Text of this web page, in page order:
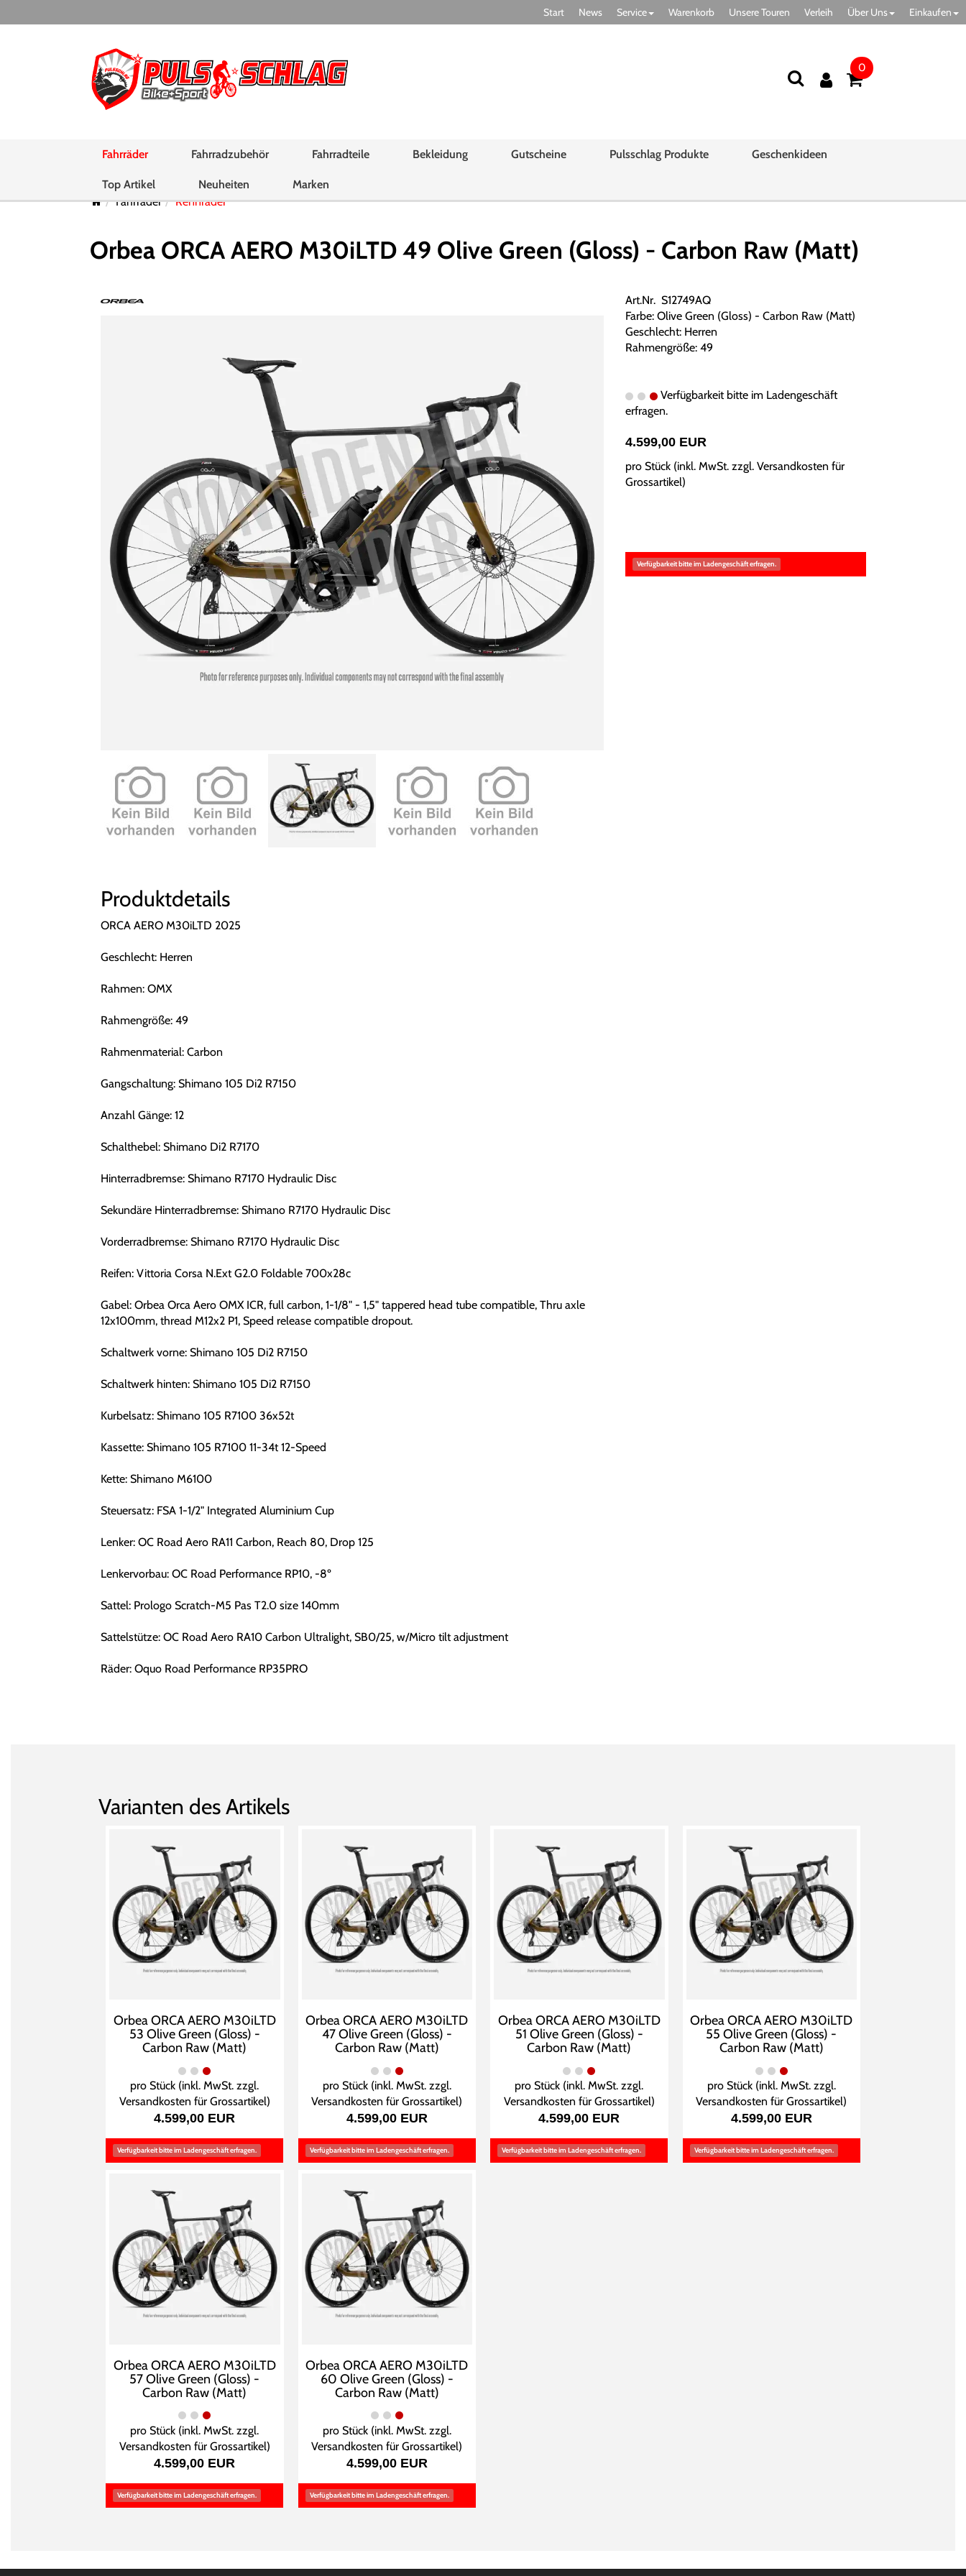
Start News Service Warenkorb Unsere Touren Verleih Über Uns Einkaufen
0
Fahrräder Fahrradzubehör Fahrradteile Bekleidung Gutscheine Pulsschlag Produkte Geschenkideen
Top Artikel Neuheiten
Marken
Fahrräder
Rennräder
Orbea ORCA AERO M30iLTD 49 Olive Green (Gloss) - Carbon Raw (Matt)
Produktdetails
ORCA AERO M30iLTD 2025
Geschlecht: Herren
Rahmen: OMX
Rahmengröße: 49
Rahmenmaterial: Carbon
Gangschaltung: Shimano 105 Di2 R7150
Anzahl Gänge: 12
Schalthebel: Shimano Di2 R7170
Hinterradbremse: Shimano R7170 Hydraulic Disc
Sekundäre Hinterradbremse: Shimano R7170 Hydraulic Disc
Vorderradbremse: Shimano R7170 Hydraulic Disc
Reifen: Vittoria Corsa N.Ext G2.0 Foldable 700x28c
Gabel: Orbea Orca Aero OMX ICR, full carbon, 1-1/8" - 1,5" tappered head tube compatible, Thru axle
12x100mm, thread M12x2 P1, Speed release compatible dropout.
Schaltwerk vorne: Shimano 105 Di2 R7150
Schaltwerk hinten: Shimano 105 Di2 R7150
Kurbelsatz: Shimano 105 R7100 36x52t
Kassette: Shimano 105 R7100 11-34t 12-Speed
Kette: Shimano M6100
Steuersatz: FSA 1-1/2" Integrated Aluminium Cup
Lenker: OC Road Aero RA11 Carbon, Reach 80, Drop 125
Lenkervorbau: OC Road Performance RP10, -8º
Sattel: Prologo Scratch-M5 Pas T2.0 size 140mm
Sattelstütze: OC Road Aero RA10 Carbon Ultralight, SB0/25, w/Micro tilt adjustment
Räder: Oquo Road Performance RP35PRO
Art.Nr. S12749AQ
Farbe: Olive Green (Gloss) - Carbon Raw (Matt)
Geschlecht: Herren
Rahmengröße: 49
Verfügbarkeit bitte im Ladengeschäft
erfragen.
4.599,00 EUR
pro Stück (inkl. MwSt. zzgl. Versandkosten für
Grossartikel)
Verfügbarkeit bitte im Ladengeschäft erfragen.
Varianten des Artikels
Orbea ORCA AERO M30iLTD
53 Olive Green (Gloss) -
Carbon Raw (Matt)
pro Stück (inkl. MwSt. zzgl.
Versandkosten für Grossartikel)
4.599,00 EUR
Verfügbarkeit bitte im Ladengeschäft erfragen.
Orbea ORCA AERO M30iLTD
47 Olive Green (Gloss) -
Carbon Raw (Matt)
pro Stück (inkl. MwSt. zzgl.
Versandkosten für Grossartikel)
4.599,00 EUR
Verfügbarkeit bitte im Ladengeschäft erfragen.
Orbea ORCA AERO M30iLTD
51 Olive Green (Gloss) -
Carbon Raw (Matt)
pro Stück (inkl. MwSt. zzgl.
Versandkosten für Grossartikel)
4.599,00 EUR
Verfügbarkeit bitte im Ladengeschäft erfragen.
Orbea ORCA AERO M30iLTD
55 Olive Green (Gloss) -
Carbon Raw (Matt)
pro Stück (inkl. MwSt. zzgl.
Versandkosten für Grossartikel)
4.599,00 EUR
Verfügbarkeit bitte im Ladengeschäft erfragen.
Orbea ORCA AERO M30iLTD
57 Olive Green (Gloss) -
Carbon Raw (Matt)
pro Stück (inkl. MwSt. zzgl.
Versandkosten für Grossartikel)
4.599,00 EUR
Verfügbarkeit bitte im Ladengeschäft erfragen.
Orbea ORCA AERO M30iLTD
60 Olive Green (Gloss) -
Carbon Raw (Matt)
pro Stück (inkl. MwSt. zzgl.
Versandkosten für Grossartikel)
4.599,00 EUR
Verfügbarkeit bitte im Ladengeschäft erfragen.